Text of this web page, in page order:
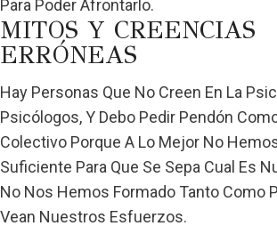
Para Poder Afrontarlo.
MITOS Y CREENCIAS
ERRÓNEAS
Hay Personas Que No Creen En La
Psicólogos, Y Debo Pedir Pendón
Colectivo Porque A Lo Mejor No
Suficiente Para Que Se Sepa Cual Es
No Nos Hemos Formado Tanto Como
Vean Nuestros Esfuerzos.